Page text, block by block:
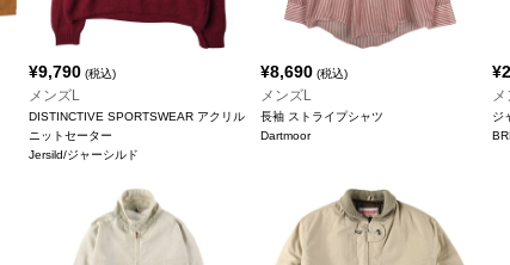
¥9,790 (税込)
メンズL
DISTINCTIVE SPORTSWEAR アクリル
ニットセーター
Jersild/ジャーシルド
¥8,690 (税込)
メンズL
長袖 ストライプシャツ
Dartmoor
¥
ジ